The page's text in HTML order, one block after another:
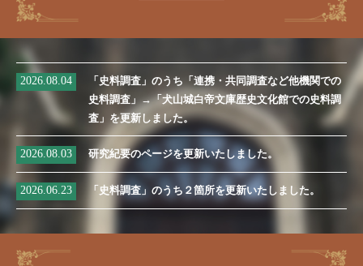
2026.08.04
「史料調査」のうち「連携・共同調査など他機関での
史料調査」→「犬山城白帝文庫歴史文化館での史料調
査」を更新しました。
2026.08.03 研究紀要のページを更新いたしました。
2026.06.23 「史料調査」のうち２箇所を更新いたしました。